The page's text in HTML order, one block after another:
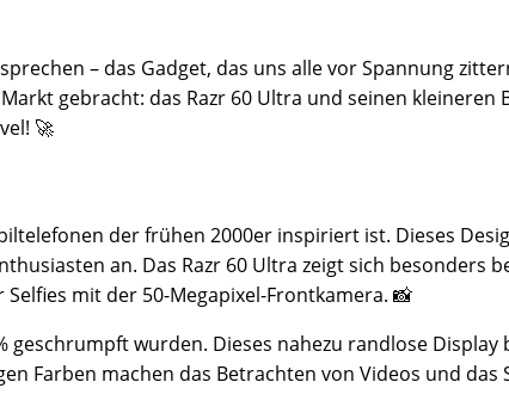
– das Gadget, das uns alle vor Spannung
gebracht: das Razr 60 Ultra und seinen kleineren
🚀
der frühen 2000er inspiriert ist. Dieses
an. Das Razr 60 Ultra zeigt sich besonders
mit der 50-Megapixel-Frontkamera. 📸
wurden. Dieses nahezu randlose
Farben machen das Betrachten von Videos und das